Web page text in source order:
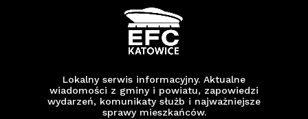
Lokalny serwis informacyjny. Aktualne
wiadomości z gminy i powiatu, zapowiedzi
wydarzeń, komunikaty służb i najważniejsze
sprawy mieszkańców.